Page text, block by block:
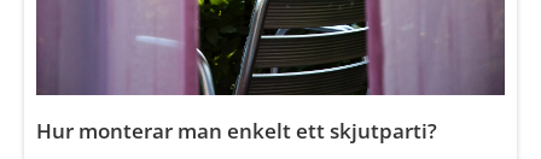
Hur monterar man enkelt ett skjutparti?